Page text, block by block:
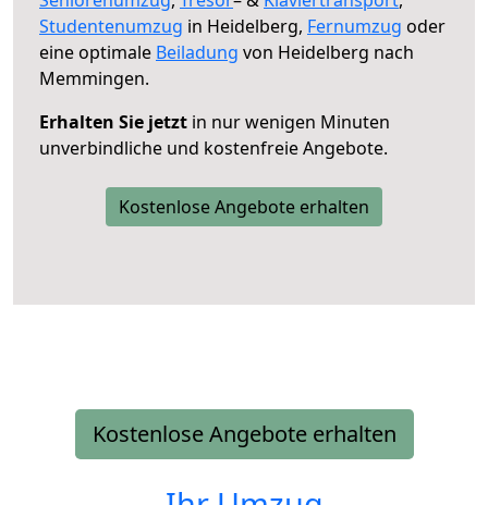
Studentenumzug in Heidelberg, Fernumzug oder
eine optimale Beiladung von Heidelberg nach
Memmingen.
Erhalten Sie jetzt in nur wenigen Minuten
unverbindliche und kostenfreie Angebote.
Kostenlose Angebote erhalten
Kostenlose Angebote erhalten